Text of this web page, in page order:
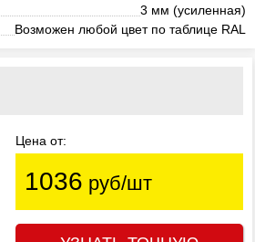
3 мм (усиленная)
Возможен любой цвет по таблице RAL
Цена от:
1036 руб/шт